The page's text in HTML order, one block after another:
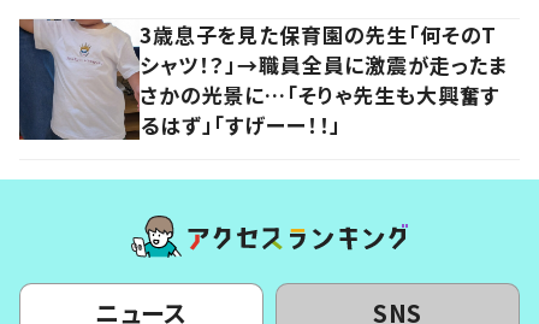
3歳息子を見た保育園の先生「何そのT
シャツ！？」→職員全員に激震が走ったま
さかの光景に…「そりゃ先生も大興奮す
るはず」「すげーー！！」
ニュース SNS